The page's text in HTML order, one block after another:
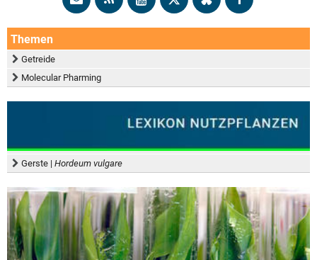
Themen
Getreide
Molecular Pharming
Gerste | Hordeum vulgare